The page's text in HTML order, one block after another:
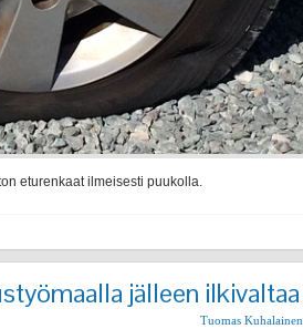
eturenkaat ilmeisesti puukolla.
jälleen ilkivaltaa
Tuomas Kuhalainen